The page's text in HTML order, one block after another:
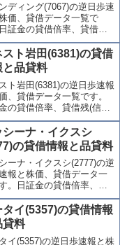
ディング(7067)の逆日歩速
価、貸借データ一覧で
証金の貸借倍率、貸借残
残、信用売残)、品貸料
歩)、東証の週末残高、規制
起・申込停止)など、空売
情報を集計し、図解でわ
すくまとめて掲載してい
スト岩田(6381)の貸借
と品貸料
ト岩田(6381)の逆日歩速報
、貸借データ一覧です。
の貸借倍率、貸借残(信用
信用売残)、品貸料(逆日
証の週末残高、規制(注意
申込停止)など、空売り関
を集計し、図解でわかり
まとめて掲載していま
シーナ・イクスシ
の貸借情報と品貸料
ーナ・イクスシ(2777)の逆
報と株価、貸借データ一
。日証金の貸借倍率、貸
用買残、信用売残)、品貸
日歩)、東証の週末残高、規
意喚起・申込停止)など、空
連情報を集計し、図解で
やすくまとめて掲載して
タイ(5357)の貸借情報
貸料
イ(5357)の逆日歩速報と株